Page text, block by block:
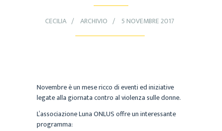
CECILIA ARCHIVIO 5 NOVEMBRE 2017
Novembre è un mese ricco di eventi ed iniziative
legate alla giornata contro al violenza sulle donne.
L’associazione Luna ONLUS offre un interessante
programma: